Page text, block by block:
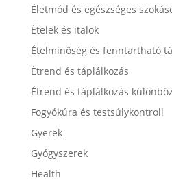
Életmód és egészséges
Ételek és italok
Ételminőség és fenntartható
Étrend és táplálkozás
Étrend és táplálkozás
Fogyókúra és testsúlykontroll
Gyerek
Gyógyszerek
Health